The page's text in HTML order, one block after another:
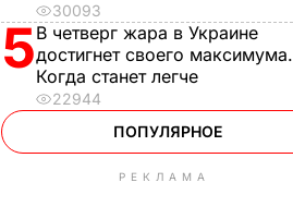
30093
5В четверг жара в Украине
достигнет своего максимума.
Когда станет легче
22944
ПОПУЛЯРНОЕ
РЕКЛАМА